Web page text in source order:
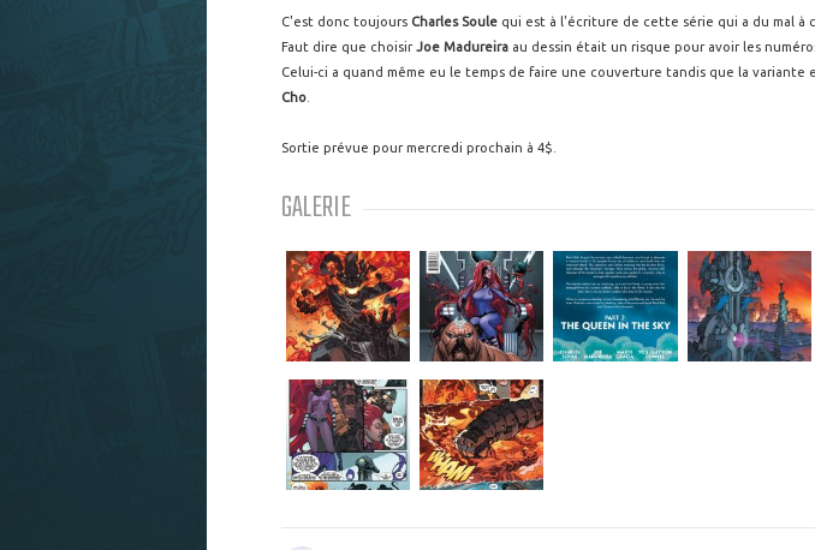
C'est donc toujours Charles Soule qui est à l'écriture de cette série qui a du mal à
Faut dire que choisirJoe Madureira au dessin était un risque pour avoir les
Celui-ci a quand même eu le temps de faire une couverture tandis que la variante
Cho
Sortie prévue pour mercredi prochain à 4$.
GALERIE